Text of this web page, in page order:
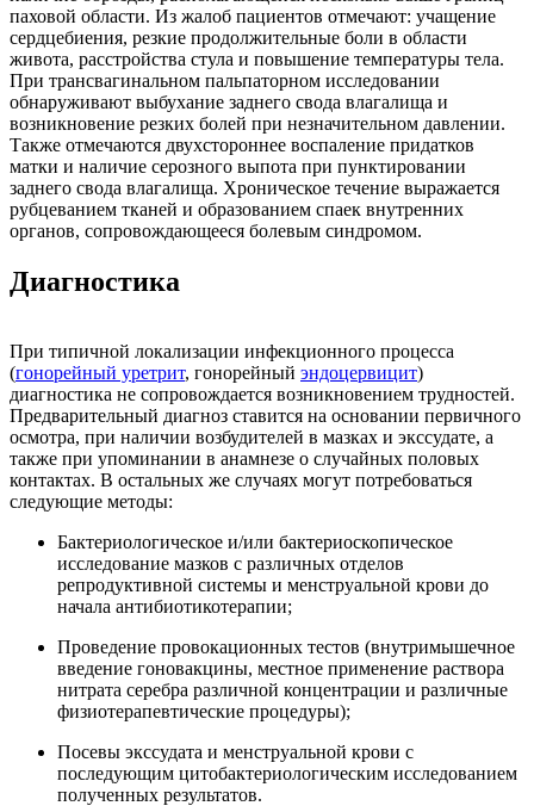
паховой области. Из жалоб пациентов отмечают: учащение
сердцебиения, резкие продолжительные боли в области
живота, расстройства стула и повышение температуры тела.
При трансвагинальном пальпаторном исследовании
обнаруживают выбухание заднего свода влагалища и
возникновение резких болей при незначительном давлении.
Также отмечаются двухстороннее воспаление придатков
матки и наличие серозного выпота при пунктировании
заднего свода влагалища. Хроническое течение выражается
рубцеванием тканей и образованием спаек внутренних
органов, сопровождающееся болевым синдромом.
Диагностика
При типичной локализации инфекционного процесса
(гонорейный уретрит, гонорейный эндоцервицит)
диагностика не сопровождается возникновением трудностей.
Предварительный диагноз ставится на основании первичного
осмотра, при наличии возбудителей в мазках и экссудате, а
также при упоминании в анамнезе о случайных половых
контактах. В остальных же случаях могут потребоваться
следующие методы:
Бактериологическое и/или бактериоскопическое
исследование мазков с различных отделов
репродуктивной системы и менструальной крови до
начала антибиотикотерапии;
Проведение провокационных тестов (внутримышечное
введение гоновакцины, местное применение раствора
нитрата серебра различной концентрации и различные
физиотерапевтические процедуры);
Посевы экссудата и менструальной крови с
последующим цитобактериологическим исследованием
полученных результатов.